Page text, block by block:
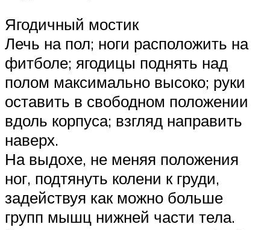
Ягодичный мостик
Лечь на пол; ноги расположить на
фитболе; ягодицы поднять над
полом максимально высоко; руки
оставить в свободном положении
вдоль корпуса; взгляд направить
наверх.
На выдохе, не меняя положения
ног, подтянуть колени к груди,
задействуя как можно больше
групп мышц нижней части тела.